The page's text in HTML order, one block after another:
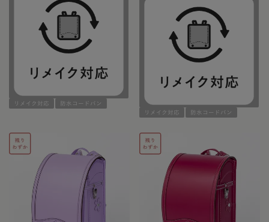
リメイク対応 防水コードバン
リメイク対応 防水コードバン